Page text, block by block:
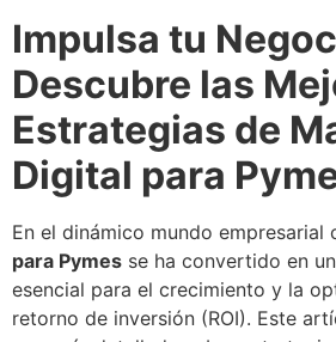
Impulsa tu
Descubre las
Estrategias de
Digital para
En el dinámico mundo empresarial
para Pymes se ha convertido en
esencial para el crecimiento y la
retorno de inversión (ROI). Este